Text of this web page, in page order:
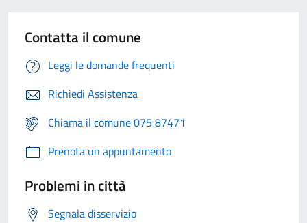
Contatta il comune
Leggi le domande frequenti
Richiedi Assistenza
Chiama il comune 075 87471
Prenota un appuntamento
Problemi in città
Segnala disservizio